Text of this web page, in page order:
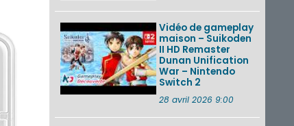
Vidéo de gameplay
maison – Suikoden
II HD Remaster
Dunan Unification
War – Nintendo
Switch 2
28 avril 2026 9:00